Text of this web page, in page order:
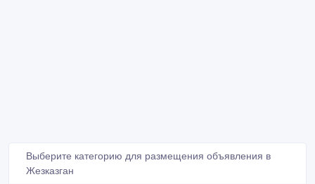
Выберите категорию для размещения объявления в
Жезказган